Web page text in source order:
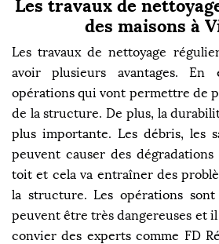
Les travaux de
des maisons à
Les travaux de nettoyage
avoir plusieurs avantages.
opérations qui vont permettre de
de la structure. De plus, la
plus importante. Les débris, les
peuvent causer des
toit et cela va entraîner des
la structure. Les opérations sont
peuvent être très dangereuses et
convier des experts comme FD